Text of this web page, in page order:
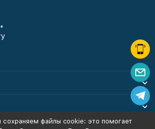
файлы cookie: это помогает